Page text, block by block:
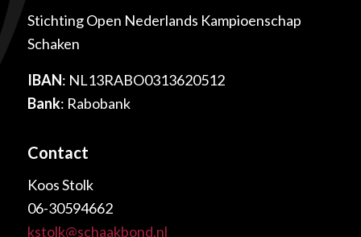
Stichting Open Nederlands Kampioenschap
Schaken
IBAN: NL13RABO0313620512
Bank: Rabobank
Contact
Koos Stolk
06-30594662
kstolk@schaakbond.nl